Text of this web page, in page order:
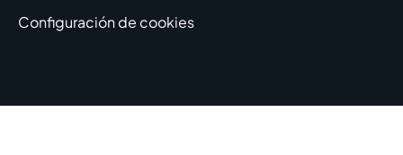
Configuración de cookies